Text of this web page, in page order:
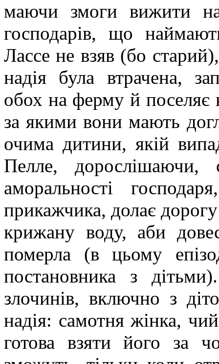
маючи змоги вижити
господарів, що
Лассе не взяв (бо
надія була втрачена,
обох на ферму й поселяє
за якими вони мають
очима дитини, якій
Пелле, дорослішаючи,
аморальності
прикажчика, долає
крижану воду, аби
померла (в цьому
постановника з
злочинів, включно з
надія: самотня жінка,
готова взяти його за